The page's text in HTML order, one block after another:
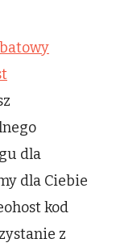
dla
dla Ciebie
kod
z